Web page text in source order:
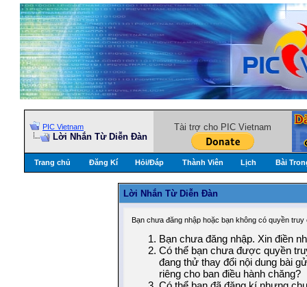
PIC Vietnam
Lời Nhắn Từ Diễn Ðàn
Tài trợ cho PIC Vietnam
Trang chủ Đăng Kí Hỏi/Ðáp Thành Viên Lịch Bài
Lời Nhắn Từ Diễn Ðàn
Bạn chưa đăng nhập hoặc bạn không có quyền
Bạn chưa đăng nhập. Xin điền
Có thể bạn chưa được quyền
đang thử thay đổi nội dung bài
riêng cho ban điều hành chăng?